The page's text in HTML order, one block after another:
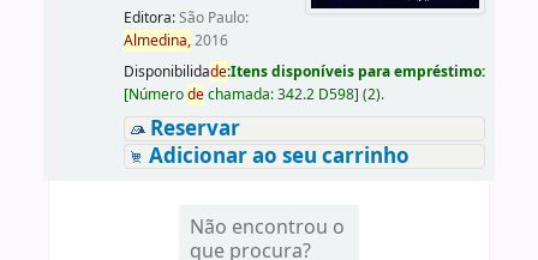
Editora:São Paulo:
Almedina,2016
Disponibilidade:Itens disponíveis para empréstimo:
[Númerodechamada:342.2 D598] (2).
Reservar
Adicionar ao seu carrinho
Não encontrou o
que procura?